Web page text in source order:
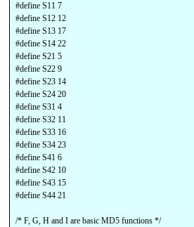
#define S11 7
#define S12 12
#define S13 17
#define S14 22
#define S21 5
#define S22 9
#define S23 14
#define S24 20
#define S31 4
#define S32 11
#define S33 16
#define S34 23
#define S41 6
#define S42 10
#define S43 15
#define S44 21
/* F, G, H and I are basic MD5 functions */